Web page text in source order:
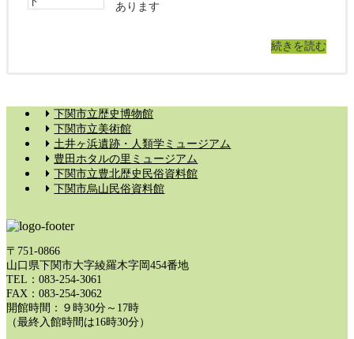
あります
続きを読む
下関市立歴史博物館
下関市立美術館
土井ヶ浜遺跡・人類学ミュージアム
豊田ホタルの里ミュージアム
下関市立豊北歴史民俗資料館
下関市烏山民俗資料館
〒751-0866
山口県下関市大字綾羅木字岡454番地
TEL：083-254-3061
FAX：083-254-3062
開館時間：９時30分～17時
（最終入館時間は16時30分）